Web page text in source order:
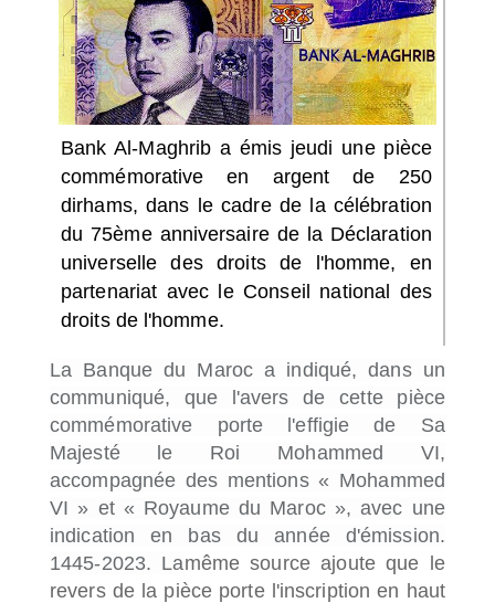
Bank Al-Maghrib a émis jeudi une pièce
commémorative en argent de 250
dirhams, dans le cadre de la célébration
du 75ème anniversaire de la Déclaration
universelle des droits de l'homme, en
partenariat avec le Conseil national des
droits de l'homme.
La Banque du Maroc a indiqué, dans un
communiqué, que l'avers de cette pièce
commémorative porte l'effigie de Sa
Majesté le Roi Mohammed VI,
accompagnée des mentions « Mohammed
VI » et « Royaume du Maroc », avec une
indication en bas du année d'émission.
1445-2023. Lamême source ajoute que le
revers de la pièce porte l'inscription en haut